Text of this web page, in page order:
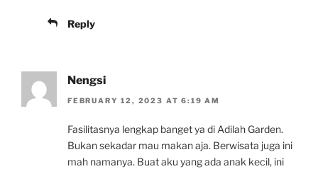
Reply
Nengsi
FEBRUARY 12, 2023 AT 6:19 AM
Fasilitasnya lengkap banget ya di Adilah Garden.
Bukan sekadar mau makan aja. Berwisata juga ini
mah namanya. Buat aku yang ada anak kecil, ini